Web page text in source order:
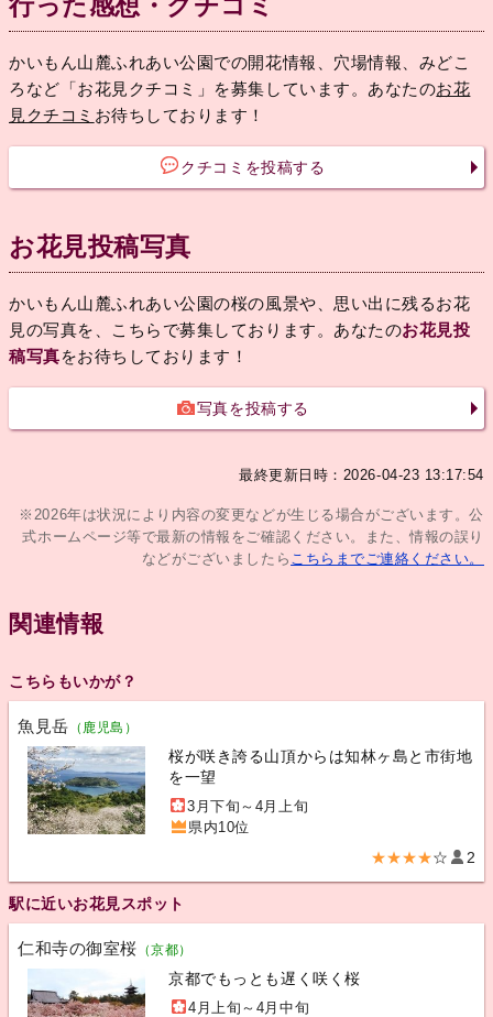
行った感想・クチコミ
かいもん山麓ふれあい公園での開花情報、穴場情報、みどこ
ろなど「お花見クチコミ」を募集しています。あなたのお花
見クチコミ お待ちしております！
クチコミを投稿する
お花見投稿写真
かいもん山麓ふれあい公園の桜の風景や、思い出に残るお花
見の写真を、こちらで募集しております。あなたのお花見投
稿写真をお待ちしております！
写真を投稿する
最終更新日時：2026-04-23 13:17:54
※2026年は状況により内容の変更などが生じる場合がございます。公
式ホームページ等で最新の情報をご確認ください。また、情報の誤り
などがございましたら こちらまでご連絡ください。
関連情報
こちらもいかが？
魚見岳 （鹿児島）
桜が咲き誇る山頂からは知林ヶ島と市街地
を一望
3月下旬～4月上旬
県内10位
★★★★☆ 2
駅に近いお花見スポット
仁和寺の御室桜 （京都）
京都でもっとも遅く咲く桜
4月上旬～4月中旬